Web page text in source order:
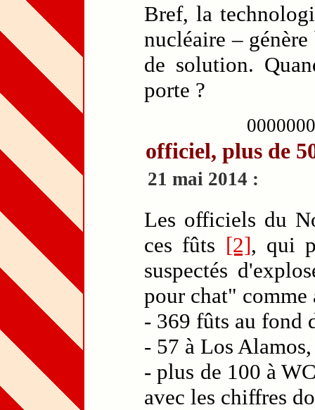
Bref, la
nucléaire –
de solution.
porte ?
officiel, plus de
21 mai 2014 :
Les officiels du
ces fûts [2], qui
suspectés
pour chat" comme
- 369 fûts au fond
- 57 à Los Alamos,
- plus de 100 à
avec les chiffres